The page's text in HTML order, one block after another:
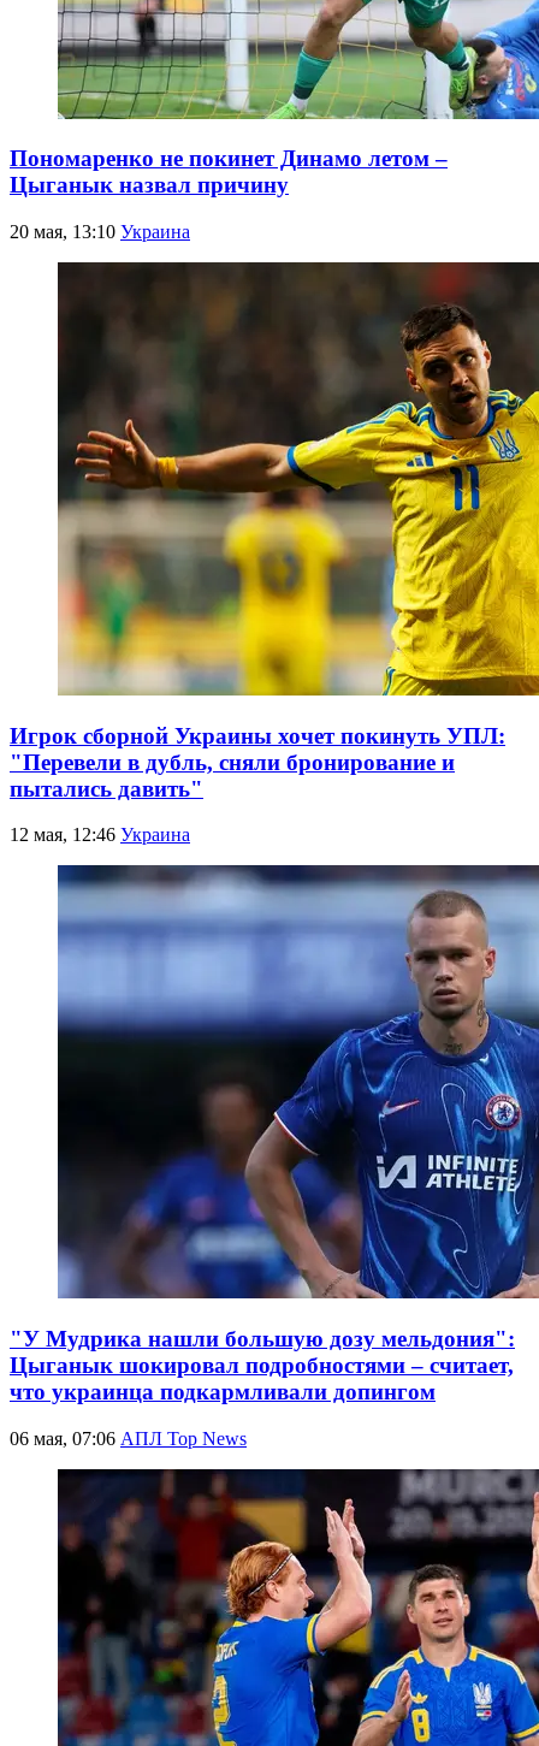
Пономаренко не покинет Динамо летом –
Цыганык назвал причину
20 мая, 13:10 Украина
Игрок сборной Украины хочет покинуть УПЛ:
"Перевели в дубль, сняли бронирование и
пытались давить"
12 мая, 12:46 Украина
"У Мудрика нашли большую дозу мельдония":
Цыганык шокировал подробностями – считает,
что украинца подкармливали допингом
06 мая, 07:06 АПЛ Top News